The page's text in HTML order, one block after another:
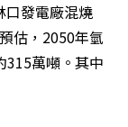
口發電廠混燒
估，2050年氫
315萬噸。其中